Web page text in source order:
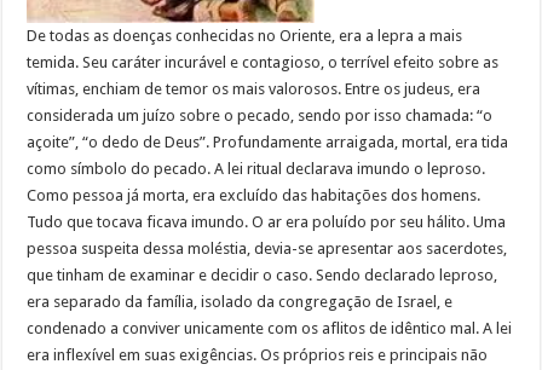
De todas as doenças conhecidas no Oriente, era a lepra a mais
temida. Seu caráter incurável e contagioso, o terrível efeito sobre as
vítimas, enchiam de temor os mais valorosos. Entre os judeus, era
considerada um juízo sobre o pecado, sendo por isso chamada: “o
açoite”, “o dedo de Deus”. Profundamente arraigada, mortal, era tida
como símbolo do pecado. A lei ritual declarava imundo o leproso.
Como pessoa já morta, era excluído das habitações dos homens.
Tudo que tocava ficava imundo. O ar era poluído por seu hálito. Uma
pessoa suspeita dessa moléstia, devia-se apresentar aos sacerdotes,
que tinham de examinar e decidir o caso. Sendo declarado leproso,
era separado da família, isolado da congregação de Israel, e
condenado a conviver unicamente com os aflitos de idêntico mal. A lei
era inflexível em suas exigências. Os próprios reis e principais não